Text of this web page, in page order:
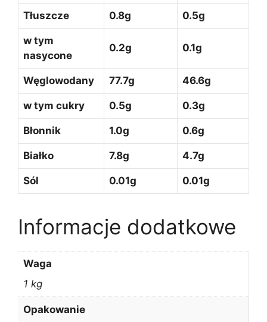
Tłuszcze 0.8g 0.5g
w tym
nasycone
0.2g 0.1g
Węglowodany 77.7g 46.6g
w tym cukry 0.5g 0.3g
Błonnik 1.0g 0.6g
Białko 7.8g 4.7g
Sól 0.01g 0.01g
Informacje dodatkowe
Waga
1 kg
Opakowanie